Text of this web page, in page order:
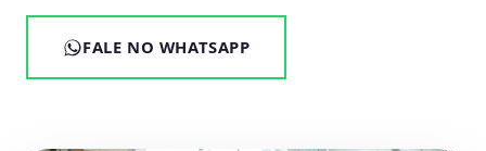
FALE NO WHATSAPP